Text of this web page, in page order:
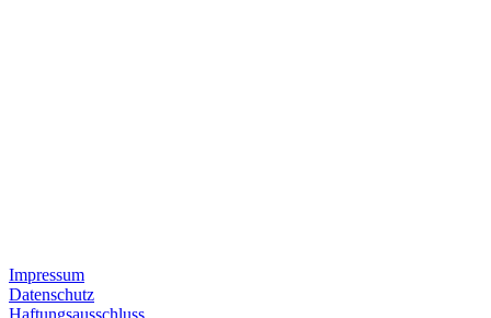
Impressum
Datenschutz
Haftungsausschluss